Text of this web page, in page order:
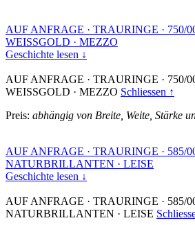
AUF ANFRAGE · TRAURINGE · 750/
WEISSGOLD · MEZZO
Geschichte lesen ↓
AUF ANFRAGE · TRAURINGE · 750/
WEISSGOLD · MEZZO Schliessen ↑
Preis: abhängig von Breite, Weite, Stärke
AUF ANFRAGE · TRAURINGE · 585/
NATURBRILLANTEN · LEISE
Geschichte lesen ↓
AUF ANFRAGE · TRAURINGE · 585/
NATURBRILLANTEN · LEISE